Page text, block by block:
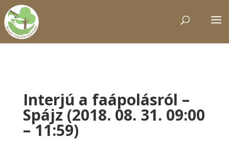
Interjú a faápolásról –
Spájz (2018. 08. 31. 09:00
– 11:59)